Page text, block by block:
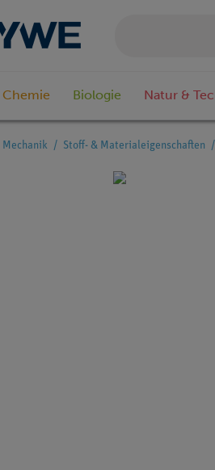
Chemie Biologie Natur &
Mechanik Stoff- & Materialeigenschaften